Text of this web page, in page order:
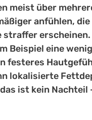
meist über
anfühlen, die
straffer erscheinen.
Beispiel eine
festeres
lokalisierte
ist kein Nachteil